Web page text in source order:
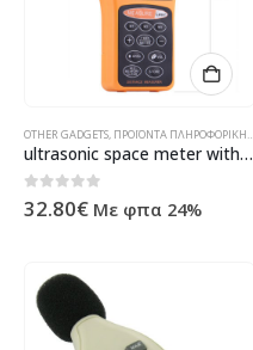
OTHER GADGETS, ΠΡΟΪΌΝΤΑ ΠΛΗΡΟΦΟΡΙΚΉΣ - ΚΙΝΗΤΉΣ ΤΗΛΕΦΩΝΊΑΣ - ΗΛΕΚΤΡΟΝΙΚΆ
ultrasonic space meter with laser
0out of 5
32.80€ Με φπα 24%